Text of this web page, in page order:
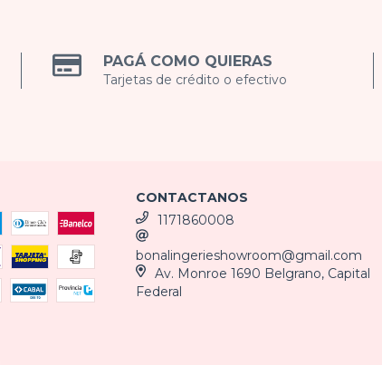
PAGÁ COMO QUIERAS
Tarjetas de crédito o efectivo
CONTACTANOS
1171860008
bonalingerieshowroom@gmail.com
Av. Monroe 1690 Belgrano, Capital
Federal